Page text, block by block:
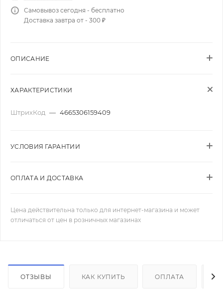
Самовывоз сегодня - бесплатно
Доставка завтра от - 300 ₽
ОПИСАНИЕ
ХАРАКТЕРИСТИКИ
ШтрихКод — 4665306159409
УСЛОВИЯ ГАРАНТИИ
ОПЛАТА И ДОСТАВКА
Цена действительна только для интернет-магазина и может
отличаться от цен в розничных магазинах
ОТЗЫВЫ КАК КУПИТЬ ОПЛАТА